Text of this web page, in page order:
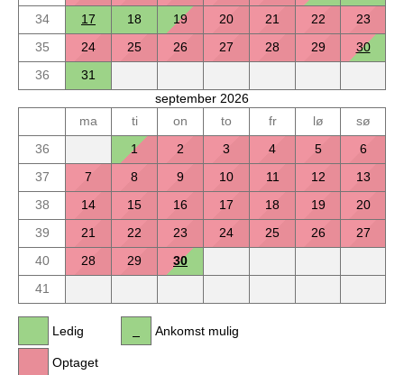
34
17 18 19 20 21 22
23
35
24 25 26 27 28 29
30
36
31
september 2026
ma
ti on to fr lø
sø
36
1 2 3 4 5
6
37
7 8 9 10 11 12
13
38
14 15 16 17 18 19
20
39
21 22 23 24 25 26
27
40
28 29
30
41
Ledig
Optaget
Ankomst mulig